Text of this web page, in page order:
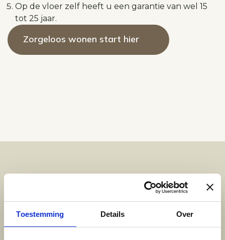
Toestemming Details Over
Op de vloer zelf heeft u een garantie van wel 15
tot 25 jaar.
Zorgeloos wonen start hier
Bezoek één van onze
vestigingen